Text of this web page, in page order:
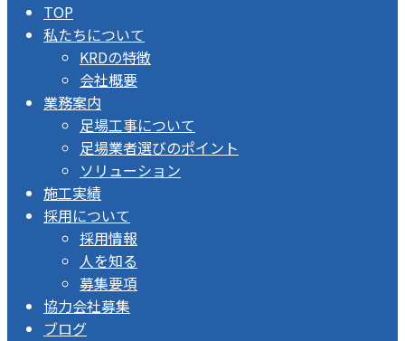
TOP
私たちについて
KRDの特徴
会社概要
業務案内
足場工事について
足場業者選びのポイント
ソリューション
施工実績
採用について
採用情報
人を知る
募集要項
協力会社募集
ブログ